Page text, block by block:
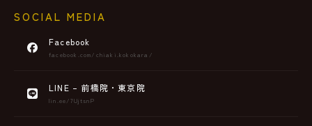
SOCIAL MEDIA
Facebook
facebook.com/chiaki.kokokara/
LINE – 前橋院・東京院
lin.ee/7UjtsnP